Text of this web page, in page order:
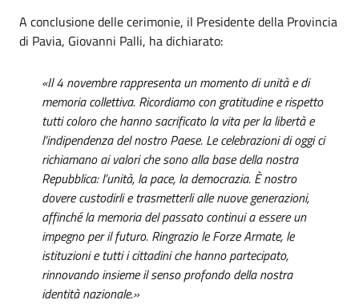
A conclusione delle cerimonie, il Presidente della Provincia
di Pavia, Giovanni Palli, ha dichiarato:
«Il 4 novembre rappresenta un momento di unità e di
memoria collettiva. Ricordiamo con gratitudine e rispetto
tutti coloro che hanno sacrificato la vita per la libertà e
l’indipendenza del nostro Paese. Le celebrazioni di oggi ci
richiamano ai valori che sono alla base della nostra
Repubblica: l’unità, la pace, la democrazia. È nostro
dovere custodirli e trasmetterli alle nuove generazioni,
affinché la memoria del passato continui a essere un
impegno per il futuro. Ringrazio le Forze Armate, le
istituzioni e tutti i cittadini che hanno partecipato,
rinnovando insieme il senso profondo della nostra
identità nazionale.»